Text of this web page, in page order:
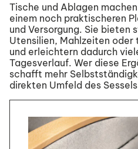
Tische und Ablagen
einem noch praktischeren
und Versorgung. Sie bieten
Utensilien, Mahlzeiten oder
und erleichtern dadurch
Tagesverlauf. Wer diese
schafft mehr
direkten Umfeld des